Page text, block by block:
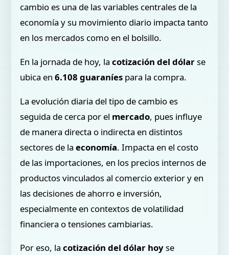
cambio es una de las variables centrales de la
economía y su movimiento diario impacta tanto
en los mercados como en el bolsillo.
En la jornada de hoy, lacotización del dólarse
ubica en6.108 guaraníes para la compra.
La evolución diaria del tipo de cambio es
seguida de cerca por el mercado, pues influye
de manera directa o indirecta en distintos
sectores de laeconomía. Impacta en el costo
de las importaciones, en los precios internos de
productos vinculados al comercio exterior y en
las decisiones de ahorro e inversión,
especialmente en contextos de volatilidad
financiera o tensiones cambiarias.
Por eso, lacotización del dólar hoyse